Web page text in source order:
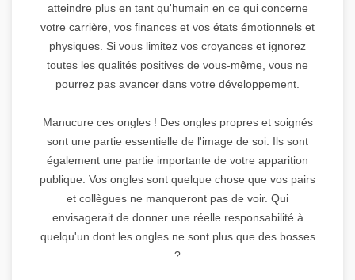
atteindre plus en tant qu'humain en ce qui concerne
votre carrière, vos finances et vos états émotionnels et
physiques. Si vous limitez vos croyances et ignorez
toutes les qualités positives de vous-même, vous ne
pourrez pas avancer dans votre développement.
Manucure ces ongles ! Des ongles propres et soignés
sont une partie essentielle de l'image de soi. Ils sont
également une partie importante de votre apparition
publique. Vos ongles sont quelque chose que vos pairs
et collègues ne manqueront pas de voir. Qui
envisagerait de donner une réelle responsabilité à
quelqu'un dont les ongles ne sont plus que des bosses
?